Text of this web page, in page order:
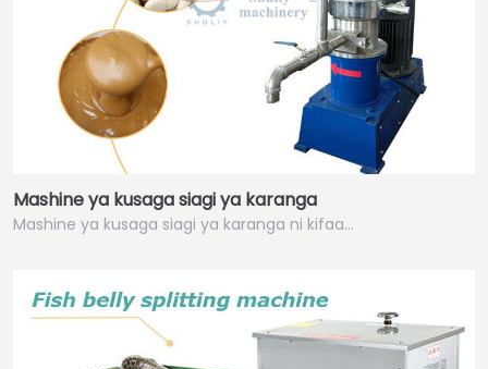
Mashine ya kusaga siagi ya karanga
Mashine ya kusaga siagi ya karanga ni kifaa…